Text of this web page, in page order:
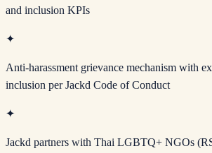
and inclusion KPIs
✦
Anti-harassment grievance mechanism with
inclusion per Jackd Code of Conduct
✦
Jackd partners with Thai LGBTQ+ NGOs